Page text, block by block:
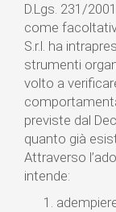
D.Lgs. 231/
come
S.r.l. ha
strumenti
volto a
previste dal
quanto già
Attraverso
intende: